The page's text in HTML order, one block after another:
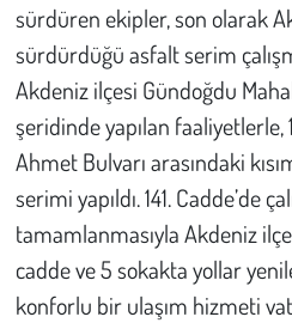
sürdüren ekipler, son olarak
sürdürdüğü asfalt serim
Akdeniz ilçesi Gündoğdu
şeridinde yapılan faaliyetlerle,
Ahmet Bulvarı arasındaki
serimi yapıldı. 141. Cadde’de
tamamlanmasıyla Akdeniz
cadde ve 5 sokakta yollar
konforlu bir ulaşım hizmeti